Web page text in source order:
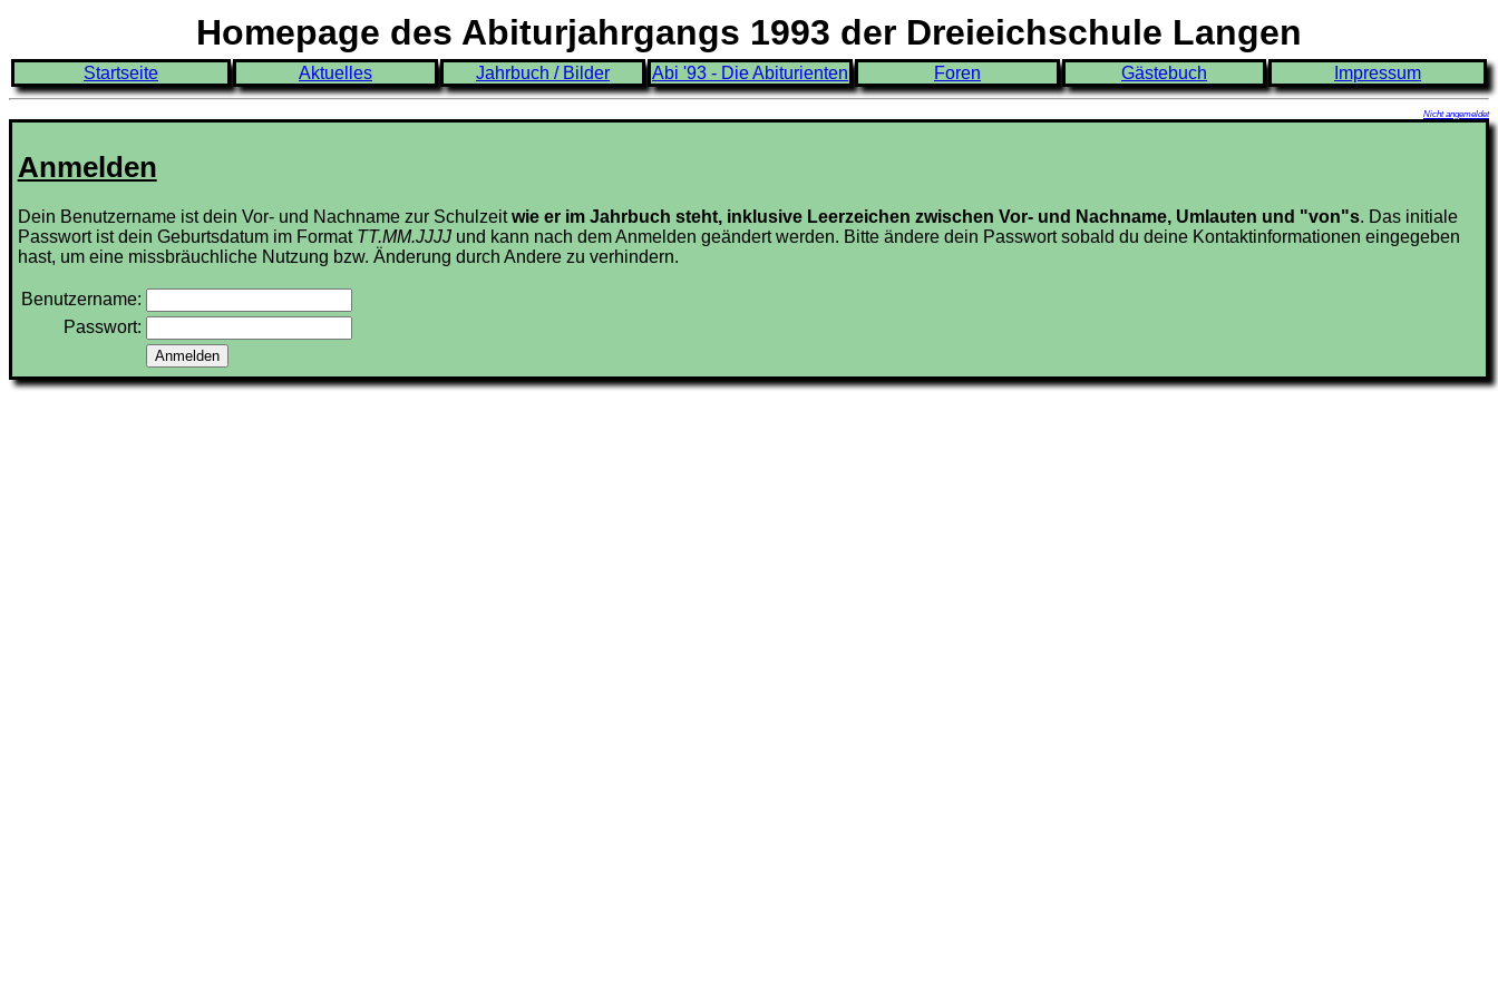
Homepage des Abiturjahrgangs 1993 der Dreieichschule Langen
Startseite Aktuelles Jahrbuch / Bilder Abi '93 - Die Abiturienten Foren Gästebuch Impressum
Nicht angemeldet
Anmelden
Dein Benutzername ist dein Vor- und Nachname zur Schulzeitwie er im Jahrbuch steht, inklusive Leerzeichen zwischen Vor- und Nachname, Umlauten und "von"s. Das initiale
Passwort ist dein Geburtsdatum im Format TT.MM.JJJJund kann nach dem Anmelden geändert werden. Bitte ändere dein Passwort sobald du deine Kontaktinformationen eingegeben
hast, um eine missbräuchliche Nutzung bzw. Änderung durch Andere zu verhindern.
Benutzername:
Passwort: